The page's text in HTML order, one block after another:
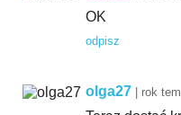
OK
odpisz
olga27 rok